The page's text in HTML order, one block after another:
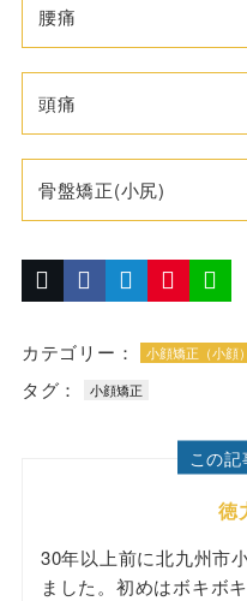
腰痛
頭痛
骨盤矯正(小尻)
カテゴリー： 小顔矯正（小顔）
タグ： 小顔矯正
この
徳
30年以上前に北九州市
ました。初めはボキボ